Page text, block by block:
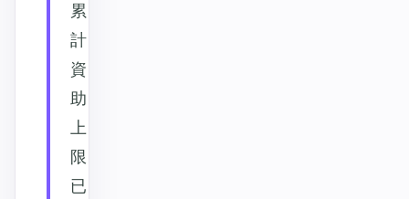
累
計
資
助
上
限
已